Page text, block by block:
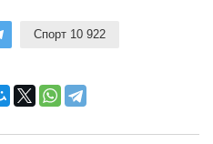
Спорт 10 922